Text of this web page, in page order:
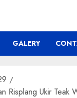
GALERY
Risplang Ukir Teak